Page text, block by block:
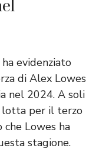
evidenziato
di Alex Lowes
nel 2024. A soli
lotta per il terzo
che Lowes ha
stagione.